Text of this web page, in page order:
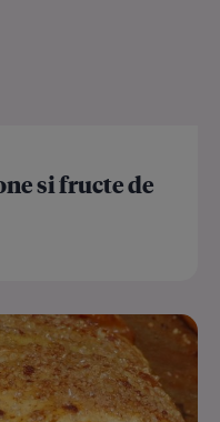
si fructe de